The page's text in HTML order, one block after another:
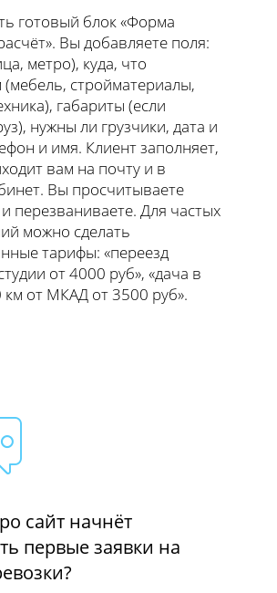
готовый блок «Форма
Вы добавляете поля:
метро), куда, что
стройматериалы,
габариты (если
нужны ли грузчики, дата и
и имя. Клиент заполняет,
вам на почту и в
Вы просчитываете
перезваниваете. Для частых
можно сделать
тарифы: «переезд
от 4000 руб», «дача в
км от МКАД от 3500 руб».
сайт начнёт
первые заявки на